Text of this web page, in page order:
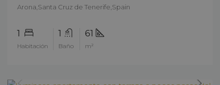
Arona,Santa Cruz de Tenerife,Spain
1
Habitación
1
Baño
61
m²